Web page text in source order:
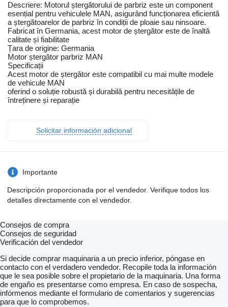
Descriere: Motorul ștergătorului de parbriz este un component
esențial pentru vehiculele MAN, asigurând funcționarea eficientă
a ștergătoarelor de parbriz în condiții de ploaie sau ninsoare.
Fabricat în Germania, acest motor de ștergător este de înaltă
calitate și fiabilitate
Țara de origine: Germania
Motor ștergător parbriz MAN
Specificații
Acest motor de ștergător este compatibil cu mai multe modele
de vehicule MAN
oferind o soluție robustă și durabilă pentru necesitățile de
întreținere și reparație
Solicitar información adicional
Importante
Descripción proporcionada por el vendedor. Verifique todos los
detalles directamente con el vendedor.
Consejos de compra
Consejos de seguridad
Verificación del vendedor
Si decide comprar maquinaria a un precio inferior, póngase en
contacto con el verdadero vendedor. Recopile toda la información
que le sea posible sobre el propietario de la maquinaria. Una forma
de engaño es presentarse como empresa. En caso de sospecha,
infórmenos mediante el formulario de comentarios y sugerencias
para que lo comprobemos.